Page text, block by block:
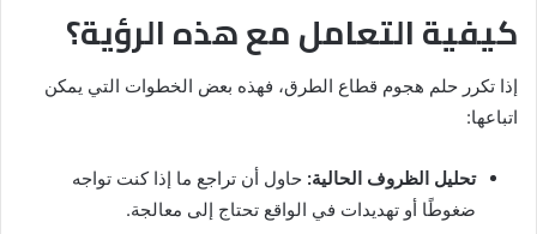
كيفية التعامل مع هذه الرؤية؟
إذا تكرر حلم هجوم قطاع الطرق، فهذه بعض الخطوات التي يمكن
اتباعها:
تحليل الظروف الحالية: حاول أن تراجع ما إذا كنت تواجه
ضغوطًا أو تهديدات في الواقع تحتاج إلى معالجة.